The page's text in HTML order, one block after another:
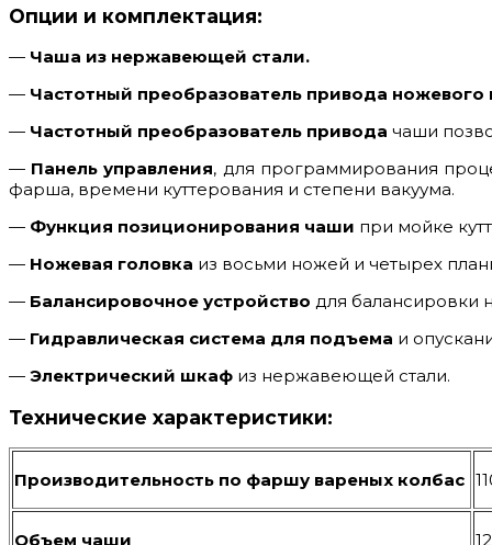
Опции и комплектация:
— Чаша из нержавеющей стали.
— Частотный преобразователь привода ножевого
— Частотный преобразователь привода чаши
— Панель управления, для программирования
фарша, времени куттерования и степени вакуума.
— Функция позиционирования чаши при мойке
— Ножевая головка из восьми ножей и четырех
— Балансировочное устройство для балансировки
— Гидравлическая система для подъема и
— Электрический шкаф из нержавеющей стали.
Технические характеристики:
Производительность по фаршу вареных колбас
Объем чаши